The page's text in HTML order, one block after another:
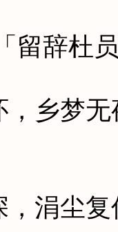
辞杜员
梦无
尘复